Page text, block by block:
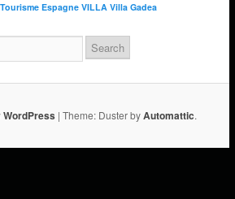
Tourisme Espagne VILLA Villa Gadea
WordPress | Theme: Duster byAutomattic.